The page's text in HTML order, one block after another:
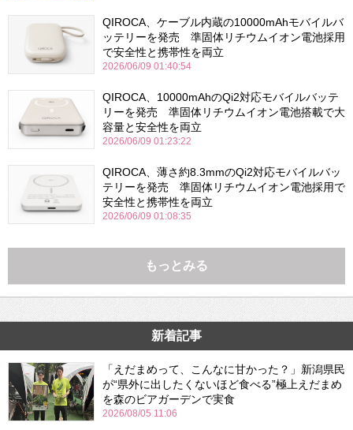
QIROCA、ケーブル内蔵の10000mAhモバイルバ
ッテリーを発売 準固体リチウムイオン電池採用
で安全性と携帯性を両立
2026/06/09 01:40:54
QIROCA、10000mAhのQi2対応モバイルバッテ
リーを発売 準固体リチウムイオン電池搭載で大
容量と安全性を両立
2026/06/09 01:23:22
QIROCA、薄さ約8.3mmのQi2対応モバイルバッ
テリーを発売 準固体リチウムイオン電池採用で
安全性と携帯性を両立
2026/06/09 01:08:35
もっとみる
新着記事
「えだまめって、こんなに甘かった？」新潟県民
が“県外に出したくないほど食べる”極上えだまめ
を森のビアガーデンで実食
2026/08/05 11:06